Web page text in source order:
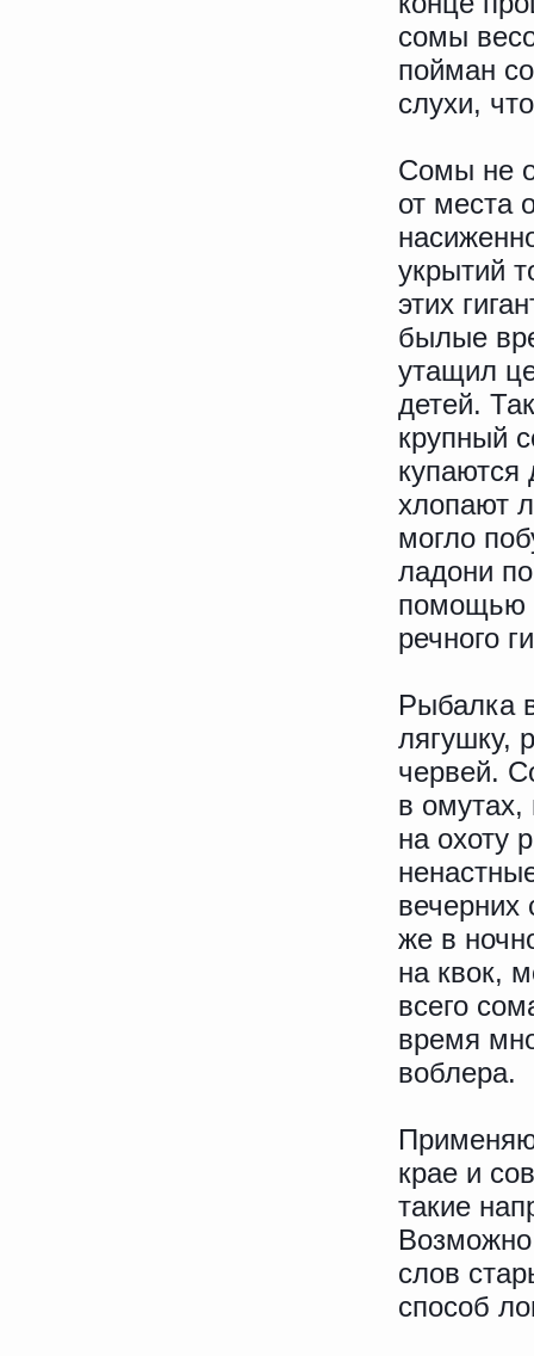
сомы
пойман
слухи,
Сомы не
от места
укрытий
этих
былые
утащил
детей.
крупный
купаются
хлопают
могло
ладони
помощью
речного
Рыбалка
лягушку,
червей.
в
на охоту
вечерних
же в
на квок,
всего
время
воблера.
крае и
такие
слов
способ